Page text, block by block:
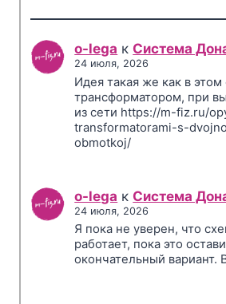
o-lega к Система
24 июля, 2026
Идея такая же как в
трансформатором, при
из сети https://m-fiz.ru/
transformatorami-s-
obmotkoj/
o-lega к Система
24 июля, 2026
Я пока не уверен, что
работает, пока это
окончательный